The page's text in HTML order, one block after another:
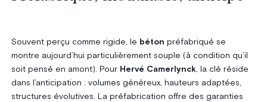
Souvent perçu comme rigide, le béton préfabriqué se
montre aujourd’hui particulièrement souple (à condition qu’il
soit pensé en amont). Pour Hervé Camerlynck, la clé réside
dans l’anticipation : volumes généreux, hauteurs adaptées,
structures évolutives. La préfabrication offre des garanties